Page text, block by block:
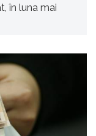
în luna mai